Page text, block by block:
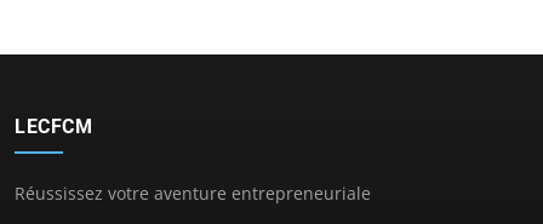
LECFCM
Réussissez votre aventure entrepreneuriale